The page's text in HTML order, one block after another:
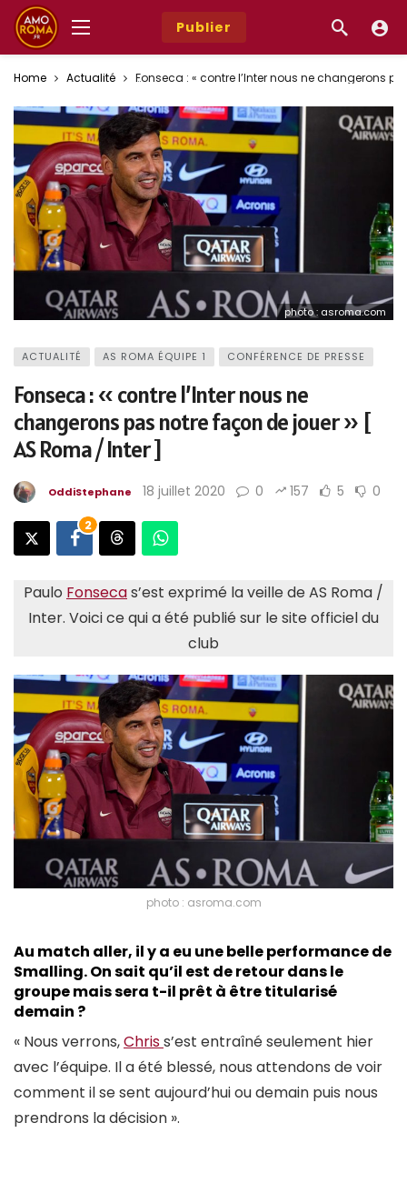
Publier
Home Actualité Fonseca : « contre l’Inter nous ne changerons
photo : asroma.com
ACTUALITÉ AS ROMA ÉQUIPE 1 CONFÉRENCE DE PRESSE
Fonseca : « contre l’Inter nous ne
changerons pas notre façon de jouer » [
AS Roma / Inter ]
OddiStephane 18 juillet 2020 0 157 5 0
2
Paulo Fonsecas’est exprimé la veille de AS Roma /
Inter. Voici ce qui a été publié sur le site officiel du
club
photo : asroma.com
Au match aller, il y a eu une belle performance de
Smalling. On sait qu’il est de retour dans le
groupe mais sera t-il prêt à être titularisé
demain ?
« Nous verrons,Chriss’est entraîné seulement hier
avec l’équipe. Il a été blessé, nous attendons de voir
comment il se sent aujourd’hui ou demain puis nous
prendrons la décision ».